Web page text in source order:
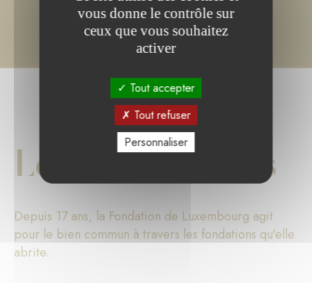
Les chiffres clés
Depuis 17 ans, la Fondation de Luxembourg agit
pour le bien commun à travers les fondations qu'elle
abrite.
vous donne le contrôle sur
ceux que vous souhaitez
activer
Tout accepter
Tout refuser
Personnaliser